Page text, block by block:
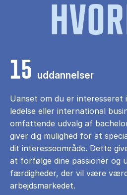
15 uddannelser
Uanset om du er interesseret
ledelse eller international
omfattende udvalg af
giver dig mulighed for at
dit interesseområde. Dette
at forfølge dine passioner og
færdigheder, der vil være
arbejdsmarkedet.